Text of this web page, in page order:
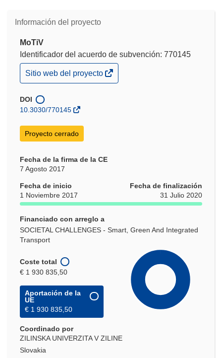
Información del proyecto
MoTiV
Identificador del acuerdo de subvención: 770145
(se
abrirá
una
nueva
Sitio web del proyecto
DOI
10.3030/770145
Proyecto cerrado
Fecha de la firma de la CE
7 Agosto 2017
Fecha de inicio
1 Noviembre 2017
Fecha de finalización
31 Julio 2020
Financiado con arreglo a
SOCIETAL CHALLENGES - Smart, Green And Integrated
Transport
Coste total
€ 1 930 835,50
Aportación de la
UE
€ 1 930 835,50
Coordinado por
ZILINSKA UNIVERZITA V ZILINE
Slovakia